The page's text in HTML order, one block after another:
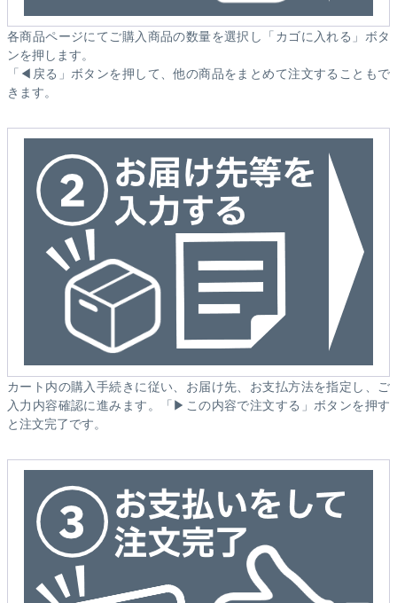
各商品ページにてご購入商品の数量を選択し「カゴに入れる」ボタ
ンを押します。
「◀戻る」ボタンを押して、他の商品をまとめて注文することもで
きます。
カート内の購入手続きに従い、お届け先、お支払方法を指定し、ご
入力内容確認に進みます。「▶この内容で注文する」ボタンを押す
と注文完了です。